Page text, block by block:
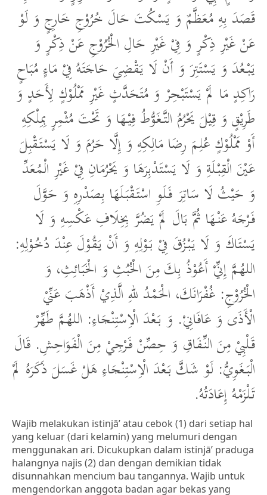
قَصَدَ بِهِ مُعَظَّمٌ وَ يَسْكُتَ حَالَ خُرُوْجِ خَارِجٍ وَ لَوْ
عَنْ غَيْرِ ذِكْرٍ وَ فِيْ غَيْرِ حَالِ الْخُرُوْجِ عَنْ ذِكْرٍ وَ
يَبْعُدَ وَ يَسْتَتِرَ وَ أَنْ لَا يَقْضِيَ حَاجَتَهُ فِيْ مَاءٍ مُبَاحٍ
رَاكِدٍ مَا لَمْ يَسْتَبْحِرْ وَ مُتَحَدَّثٍ غَيْرِ مَمْلُوْكٍ لِأَحَدٍ وَ
طَرِيْقٍ وَ قِيْلَ يَحْرُمُ التَّغَوُّطُ فِيْهَا وَ تَحْتَ مُثْمِرٍ بِمِلْكِهِ
أَوْ مَمْلُوْكٍ عُلِمَ رِضَا مَالِكِهِ وَ إِلَّا حَرُمَ وَ لَا يَسْتَقْبِلَ
عَيْنَ الْقِبْلَةِ وَ لَا يَسْتَدْبِرَهَا وَ يَحْرُمَانِ فِيْ غَيْرِ الْمُعَدِّ
وَ حَيْثُ لَا سَاتِرَ فَلَوِ اسْتَقْبَلَهَا بِصَدْرِهِ وَ حَوَّلَ
فَرْجَهُ عَنْهَا ثُمَّ بَالَ لَمْ يَضُرَّ بِخِلَافِ عَكْسِهِ وَ لَا
يَسْتَاكَ وَ لَا يَبْزُقَ فِيْ بَوْلِهِ وَ أَنْ يَقُوْلَ عِنْدَ دُخُوْلِهِ:
اللهُمَّ إِنِّيْ أَعُوْذُ بِكَ مِنَ الْخُبُثِ وَ الْخَبَائِثِ، وَ
الْخُرُوْجِ: غُفْرَانَكَ، الْحَمْدُ للهِ الَّذِيْ أَذْهَبَ عَنِّيْ
الْأَذَى وَ عَافَانِيْ. وَ بَعْدَ الْاِسْتِنْجَاءِ: اللهُمَّ طَهِّرْ
قَلْبِيْ مِنَ النِّفَاقِ وَ حِصِّنْ فَرْجِيْ مِنَ الْفَوَاحِشِ. قَالَ
الْبَغَوِيُّ: لَوْ شَكَّ بَعْدَ الْاِسْتِنْجَاءِ هَلْ غَسَلَ ذَكَرَهُ لَمْ
تَلْزَمْهُ إِعَادَتُهُ.
Wajib melakukan istinjā’ atau cebok (1) dari setiap hal
yang keluar (dari kelamin) yang melumuri dengan
menggunakan ari. Dicukupkan dalam istinjā’ praduga
halangnya najis (2) dan dengan demikian tidak
disunnahkan mencium bau tangannya. Wajib untuk
mengendorkan anggota badan agar bekas yang